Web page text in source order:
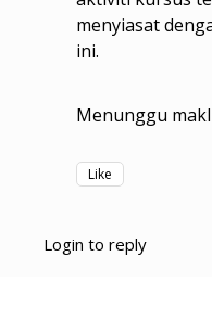
menyiasat
ini.
Menunggu
Like
Login to reply